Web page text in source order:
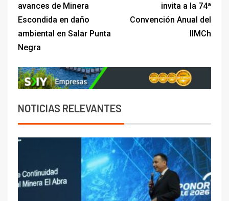
avances de Minera
Escondida en daño
ambiental en Salar Punta
Negra
invita a la 74ª
Convención Anual del
IIMCh
NOTICIAS RELEVANTES